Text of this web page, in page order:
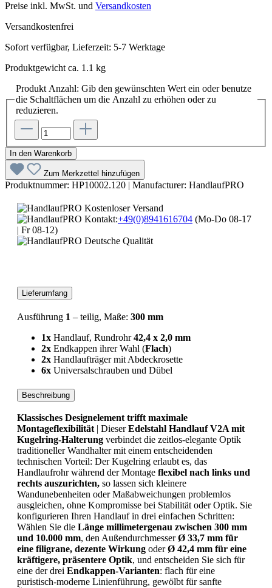
Preise inkl. MwSt. und Versandkosten
Versandkostenfrei
Sofort verfügbar, Lieferzeit: 5-7 Werktage
Produktgewicht ca. 1.1 kg
Produkt Anzahl: Gib den gewünschten Wert ein oder benutze
die Schaltflächen um die Anzahl zu erhöhen oder zu
reduzieren.
In den Warenkorb
Zum Merkzettel hinzufügen
Produktnummer: HP10002.120 | Manufacturer: HandlaufPRO
Kostenloser Versand
Kontakt:+49(0)8941616704 (Mo-Do 08-17
| Fr 08-12)
Deutsche Qualität
Lieferumfang
Ausführung 1 – teilig, Maße: 300 mm
1x Handlauf, Rundrohr42,4 x 2,0 mm
2x Endkappen ihrer Wahl (Flach)
2x Handlaufträger mit Abdeckrosette
6x Universalschrauben und Dübel
Beschreibung
Klassisches Designelement trifft maximale
Montageflexibilität | DieserEdelstahl Handlauf V2A mit
Kugelring-Halterung verbindet die zeitlos-elegante Optik
traditioneller Wandhalter mit einem entscheidenden
technischen Vorteil: Der Kugelring erlaubt es, das
Handlaufrohr während der Montage flexibel nach links und
rechts auszurichten, so lassen sich kleinere
Wandunebenheiten oder Maßabweichungen problemlos
ausgleichen, ohne Kompromisse bei Stabilität oder Optik. Sie
konfigurieren Ihren Handlauf in drei einfachen Schritten:
Wählen Sie die Länge millimetergenau zwischen 300 mm
und 10.000 mm, den AußendurchmesserØ 33,7 mm für
eine filigrane, dezente Wirkung oderØ 42,4 mm für eine
kräftigere, präsentere Optik, und entscheiden Sie sich für
eine der drei Endkappen-Varianten: flach für eine
puristisch-moderne Linienführung, gewölbt für sanfte